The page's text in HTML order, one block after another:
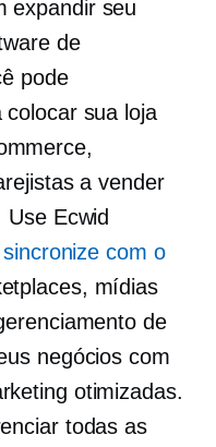
expandir seu
de
pode
sua loja
a vender
Ecwid
com o
mídias
de
negócios com
otimizadas.
todas as